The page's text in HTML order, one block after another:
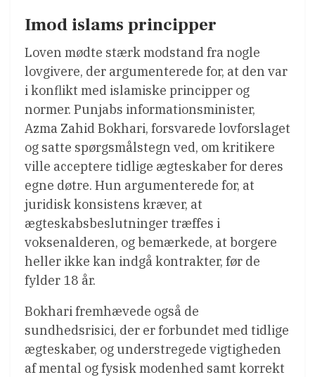
Imod islams principper
Loven mødte stærk modstand fra nogle
lovgivere, der argumenterede for, at den var
i konflikt med islamiske principper og
normer. Punjabs informationsminister,
Azma Zahid Bokhari, forsvarede lovforslaget
og satte spørgsmålstegn ved, om kritikere
ville acceptere tidlige ægteskaber for deres
egne døtre. Hun argumenterede for, at
juridisk konsistens kræver, at
ægteskabsbeslutninger træffes i
voksenalderen, og bemærkede, at borgere
heller ikke kan indgå kontrakter, før de
fylder 18 år.
Bokhari fremhævede også de
sundhedsrisici, der er forbundet med tidlige
ægteskaber, og understregede vigtigheden
af ​​mental og fysisk modenhed samt korrekt